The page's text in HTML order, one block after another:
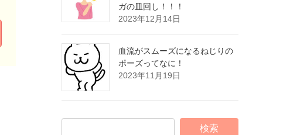
ガの皿回し！！！
2023年12月14日
血流がスムーズになるねじりの
ポーズってなに！
2023年11月19日